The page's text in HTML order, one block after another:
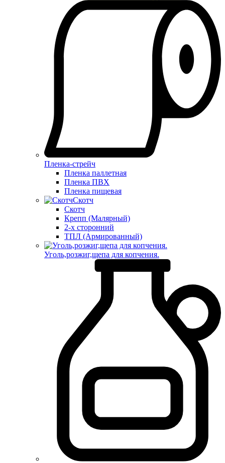
Пленка-стрейч
Пленка паллетная
Пленка ПВХ
Пленка пищевая
Скотч
Скотч
Крепп (Малярный)
2-х сторонний
ТПЛ (Армированный)
Уголь,розжиг,щепа для копчения.